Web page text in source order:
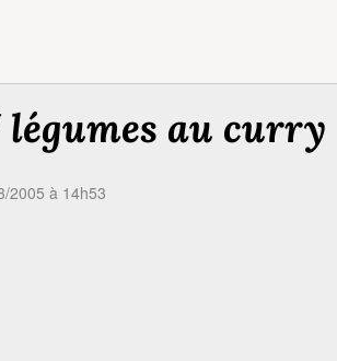
légumes au curry
2005 à 14h53